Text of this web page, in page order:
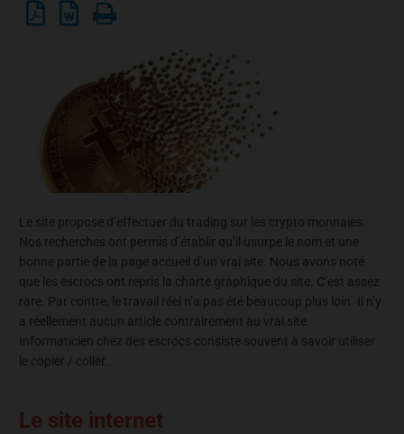
Le site propose d’effectuer du trading sur les crypto monnaies.
Nos recherches ont permis d’établir qu’il usurpe le nom et une
bonne partie de la page accueil d’un vrai site. Nous avons noté
que les escrocs ont repris la charte graphique du site. C’est assez
rare. Par contre, le travail réel n’a pas été beaucoup plus loin. Il n’y
a réellement aucun article contrairement au vrai site.
Informaticien chez des escrocs consiste souvent à savoir utiliser
le copier / coller…
Le site internet